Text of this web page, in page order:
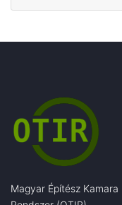
Magyar Építész